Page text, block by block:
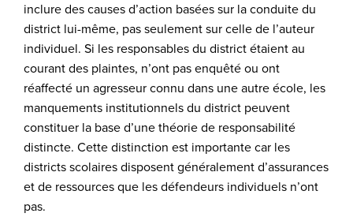
inclure des causes d’action basées sur la conduite du
district lui-même, pas seulement sur celle de l’auteur
individuel. Si les responsables du district étaient au
courant des plaintes, n’ont pas enquêté ou ont
réaffecté un agresseur connu dans une autre école, les
manquements institutionnels du district peuvent
constituer la base d’une théorie de responsabilité
distincte. Cette distinction est importante car les
districts scolaires disposent généralement d’assurances
et de ressources que les défendeurs individuels n’ont
pas.